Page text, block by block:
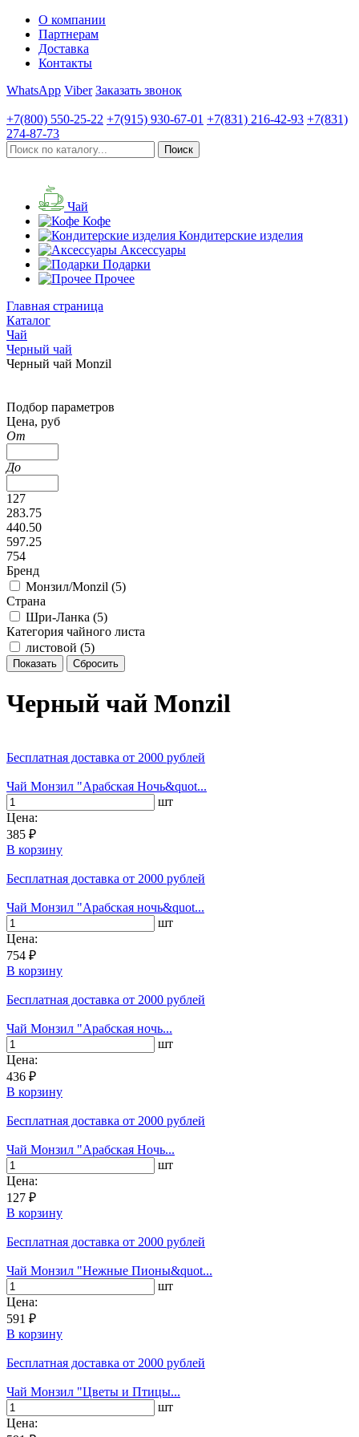
О компании
Партнерам
Доставка
Контакты
WhatsApp Viber Заказать звонок
+7(800) 550-25-22 +7(915) 930-67-01 +7(831) 216-42-93 +7(831)
274-87-73
Чай
Кофе
Кондитерские изделия
Аксессуары
Подарки
Прочее
Главная страница
Каталог
Чай
Черный чай
Черный чай Monzil
Подбор параметров
Цена, руб
От
До
127
283.75
440.50
597.25
754
Бренд
Монзил/Monzil (5)
Страна
Шри-Ланка (5)
Категория чайного листа
листовой (5)
Черный чай Monzil
Бесплатная доставка от 2000 рублей
Чай Монзил "Арабская Ночь&quot...
шт
Цена:
385 ₽
В корзину
Бесплатная доставка от 2000 рублей
Чай Монзил "Арабская ночь&quot...
шт
Цена:
754 ₽
В корзину
Бесплатная доставка от 2000 рублей
Чай Монзил "Арабская ночь...
шт
Цена:
436 ₽
В корзину
Бесплатная доставка от 2000 рублей
Чай Монзил "Арабская Ночь...
шт
Цена:
127 ₽
В корзину
Бесплатная доставка от 2000 рублей
Чай Монзил "Нежные Пионы&quot...
шт
Цена:
591 ₽
В корзину
Бесплатная доставка от 2000 рублей
Чай Монзил "Цветы и Птицы...
шт
Цена: